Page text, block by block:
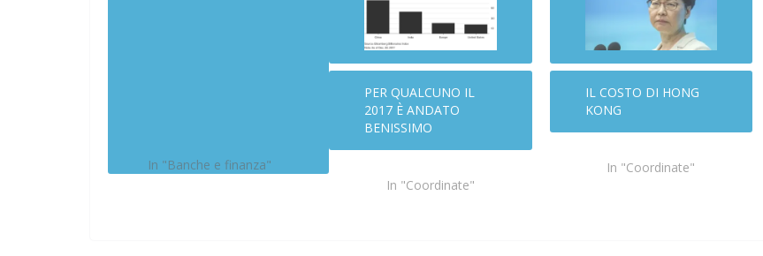
dell'Occidente. Leggendo il
In "Banche e finanza"
PER QUALCUNO IL
2017 È ANDATO
BENISSIMO
In "Coordinate"
IL COSTO DI HONG
KONG
In "Coordinate"
OPINIONI
TESTI
La parentesi spagnola
Giocare il conflitto alla
Casa per la Pace di
Ghilarza
06/05/2026 Rufus